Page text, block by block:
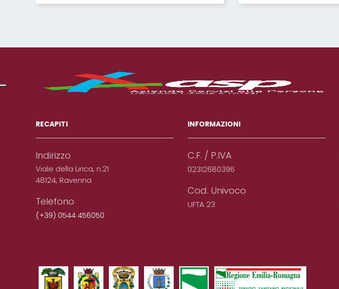
RECAPITI
Indirizzo
Viale della Lirica, n.21
48124, Ravenna
Telefono
(+39) 0544 456050
INFORMAZIONI
C.F. / P.IVA
02312680396
Cod. Univoco
UFTA 23